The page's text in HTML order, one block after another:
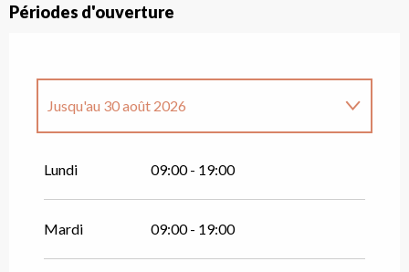
Périodes d'ouverture
Jusqu'au 30 août 2026
Lundi 09:00 - 19:00
Mardi 09:00 - 19:00